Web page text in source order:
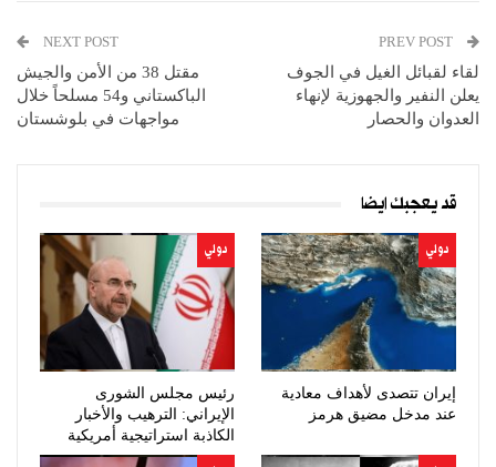
لقاء لقبائل الغيل في الجوف
يعلن النفير والجهوزية لإنهاء
العدوان والحصار
NEXT POST
مقتل 38 من الأمن والجيش
الباكستاني و54 مسلحاً خلال
مواجهات في بلوشستان
قد يعجبك ايضا
دولي
إيران تتصدى لأهداف معادية
عند مدخل مضيق هرمز
دولي
رئيس مجلس الشورى
الإيراني: الترهيب والأخبار
الكاذبة استراتيجية أمريكية
فاشلة